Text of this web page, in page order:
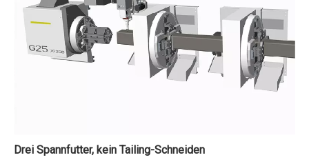
Drei Spannfutter, kein Tailing-Schneiden